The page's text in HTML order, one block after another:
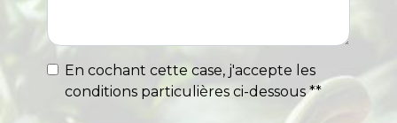
En cochant cette case, j'accepte les
conditions particulières ci-dessous **